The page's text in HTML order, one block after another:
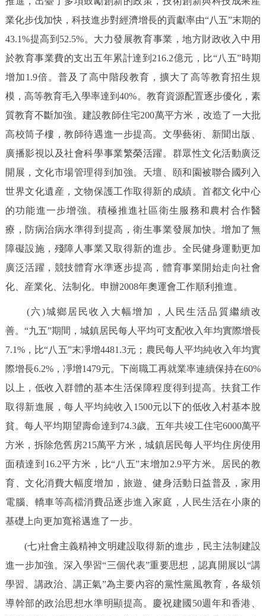
業化步伐加快，科技進步對經濟增長的貢獻率由“八五”末期的
43.1%提高到52.5%。大力發展教育事業，地方財政收入中用
於教育事業費的支出五年累計達到216.2億元，比“八五”時期
增加1.9倍。普及了高中階段教育，擴大了高等教育招生規
模，高等教育毛入學率達到40%。教育資源配置逐步優化，素
質教育不斷加強。建設教師住宅200萬平方米，改造了一大批
高校筒子樓，教師待遇進一步提高。文學藝術、新聞出版、
廣播影視以及社會科學事業繁榮活躍。群眾性文化活動廣泛
開展，文化市場管理得到加強。天壇、頤和園被聯合國列入
世界文化遺産，文物保護工作取得新的成績。首都文化中心
的功能進一步增強。積極推進社區衛生服務和農村合作醫
療，防病治病水準得到提高，衛生事業發展加快。增加了無
障礙設施，殘障人事業又取得新的進步。全民健身運動更加
廣泛活躍，競技體育水準逐步提高，體育事業開始走向社會
化、産業化、法制化。申辦2008年奧運會工作順利推進。
(六)城鄉居民收入大幅增加，人民生活品質繼續改
善。“九五”期間，城鎮居民每人平均可支配收入年均實際增長
7.1%，比“八五”末凈增4481.3元；農民每人平均純收入年均實
際增長6.2%，凈增1479元。下崗職工再就業率連續保持在60%
以上，低收入群體的基本生活保障程度得到提高。扶貧工作
取得新進展，每人平均純收入1500元以下的低收入村基本脫
貧。每人平均期望壽命達到74.3歲。五年共竣工住宅6000萬平
方米，拆除危舊房215萬平方米，城鎮居民每人平均住房使用
面積達到16.2平方米，比“八五”末增加2.9平方米。居民的教
育、文化消費大幅度增加，旅遊、健身活動日益普及，家用
電腦、轎車等高檔消費品逐步進入家庭，人民生活在小康的
基礎上向更加寬裕邁進了一步。
(七)社會主義精神文明建設取得新的進步，民主法制建設
進一步加強。深入學習“三個代表”重要思想，認真開展以“講
學習、講政治、講正氣”為主要內容的黨性黨風教育，各級領
導幹部的政治思想水準明顯提高。慶祝建國50週年和香港、